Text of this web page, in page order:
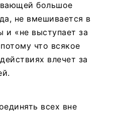
большое
не вмешивается в
и «не выступает за
что всякое
влечет за
всех вне